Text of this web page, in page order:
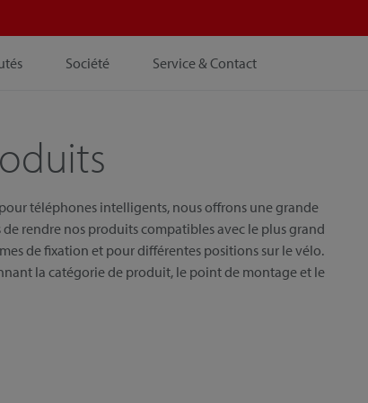
Société Service & Contact
téléphones intelligents, nous offrons une grande
rendre nos produits compatibles avec le plus grand
de fixation et pour différentes positions sur le vélo.
la catégorie de produit, le point de montage et le